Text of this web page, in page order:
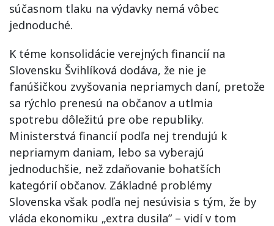
súčasnom tlaku na výdavky nemá vôbec
jednoduché.
K téme konsolidácie verejných financií na
Slovensku Švihlíková dodáva, že nie je
fanúšičkou zvyšovania nepriamych daní, pretože
sa rýchlo prenesú na občanov a utlmia
spotrebu dôležitú pre obe republiky.
Ministerstvá financií podľa nej trendujú k
nepriamym daniam, lebo sa vyberajú
jednoduchšie, než zdaňovanie bohatších
kategórií občanov. Základné problémy
Slovenska však podľa nej nesúvisia s tým, že by
vláda ekonomiku „extra dusila” – vidí v tom